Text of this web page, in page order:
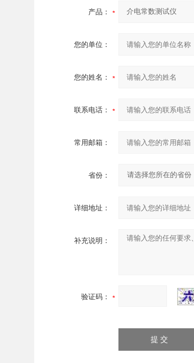
产品：
您的单位：
您的姓名：
联系电话：
常用邮箱：
省份：
详细地址：
补充说明：
验证码：